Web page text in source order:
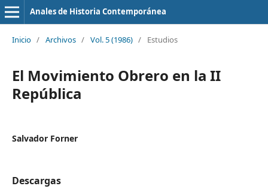
Anales de Historia Contemporánea
Inicio / Archivos / Vol. 5 (1986) / Estudios
El Movimiento Obrero en la II
República
Salvador Forner
Descargas